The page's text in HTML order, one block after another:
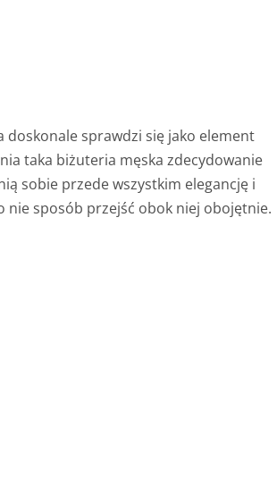
doskonale sprawdzi się jako element
taka biżuteria męska zdecydowanie
sobie przede wszystkim elegancję i
nie sposób przejść obok niej obojętnie.